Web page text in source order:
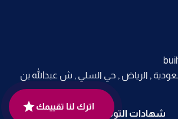
, الرياض , حي السلي , ش عبدالله بن
شهادات التوثيق
اترك لنا تقييمك